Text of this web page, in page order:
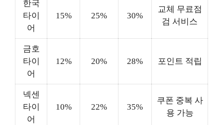
한국
타이
어
15% 25% 30%
교체 무료점
검 서비스
금호
타이
어
12% 20% 28% 포인트 적립
넥센
타이
어
10% 22% 35%
쿠폰 중복 사
용 가능